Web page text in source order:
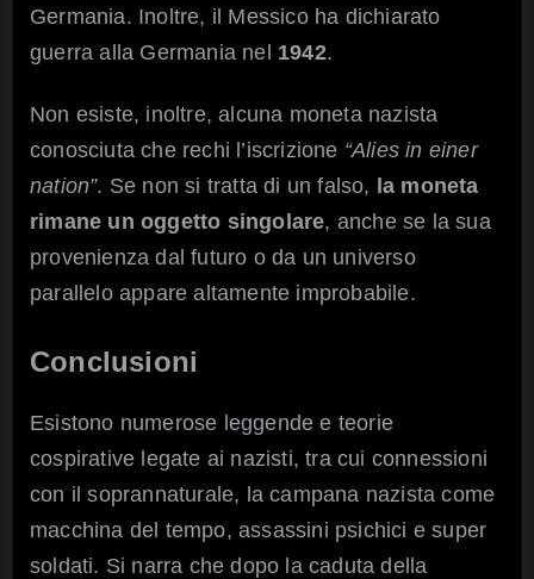
Germania. Inoltre, il Messico ha dichiarato
guerra alla Germania nel 1942.
Non esiste, inoltre, alcuna moneta nazista
conosciuta che rechi l’iscrizione “Alies in einer
nation”. Se non si tratta di un falso, la moneta
rimane un oggetto singolare, anche se la sua
provenienza dal futuro o da un universo
parallelo appare altamente improbabile.
Conclusioni
Esistono numerose leggende e teorie
cospirative legate ai nazisti, tra cui connessioni
con il soprannaturale, la campana nazista come
macchina del tempo, assassini psichici e super
soldati. Si narra che dopo la caduta della